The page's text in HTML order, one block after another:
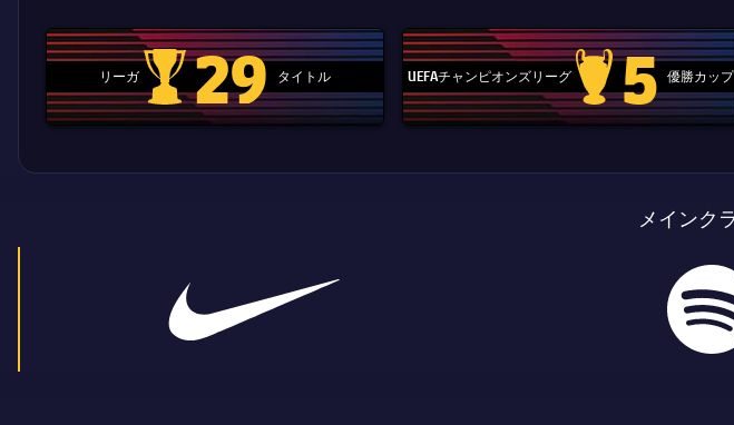
リーガ
La Liga trophy
29 タイトル UEFAチャンピオンズリーグ
Champions League
5 優勝カップ
メインク